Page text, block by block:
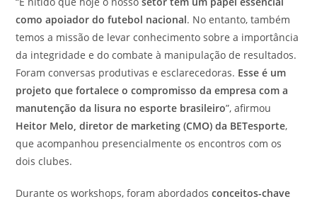
como apoiador do futebol nacional. No entanto, também
temos a missão de levar conhecimento sobre a importância
da integridade e do combate à manipulação de resultados.
Foram conversas produtivas e esclarecedoras. Esse é um
projeto que fortalece o compromisso da empresa com a
manutenção da lisura no esporte brasileiro”, afirmou
Heitor Melo, diretor de marketing (CMO) da BETesporte,
que acompanhou presencialmente os encontros com os
dois clubes.
Durante os workshops, foram abordadosconceitos-chave